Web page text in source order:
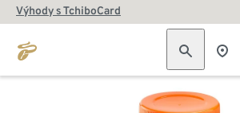
Výhody s TchiboCard